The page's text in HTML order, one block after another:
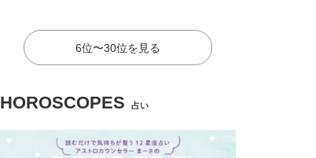
6位〜30位を見る
HOROSCOPES 占い